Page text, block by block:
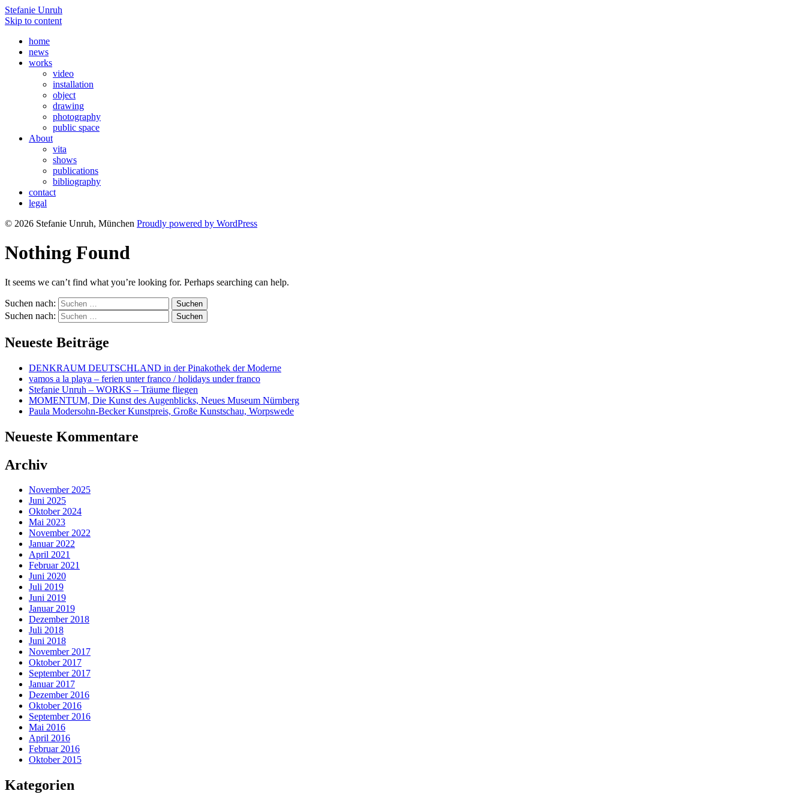
Stefanie Unruh
Skip to content
home
news
works
video
installation
object
drawing
photography
public space
About
vita
shows
publications
bibliography
contact
legal
© 2026 Stefanie Unruh, München Proudly powered by WordPress
Nothing Found
It seems we can’t find what you’re looking for. Perhaps searching can help.
Suchen nach:
Suchen nach:
Neueste Beiträge
DENKRAUM DEUTSCHLAND in der Pinakothek der Moderne
vamos a la playa – ferien unter franco / holidays under franco
Stefanie Unruh – WORKS – Träume fliegen
MOMENTUM, Die Kunst des Augenblicks, Neues Museum Nürnberg
Paula Modersohn-Becker Kunstpreis, Große Kunstschau, Worpswede
Neueste Kommentare
Archiv
November 2025
Juni 2025
Oktober 2024
Mai 2023
November 2022
Januar 2022
April 2021
Februar 2021
Juni 2020
Juli 2019
Juni 2019
Januar 2019
Dezember 2018
Juli 2018
Juni 2018
November 2017
Oktober 2017
September 2017
Januar 2017
Dezember 2016
Oktober 2016
September 2016
Mai 2016
April 2016
Februar 2016
Oktober 2015
Kategorien